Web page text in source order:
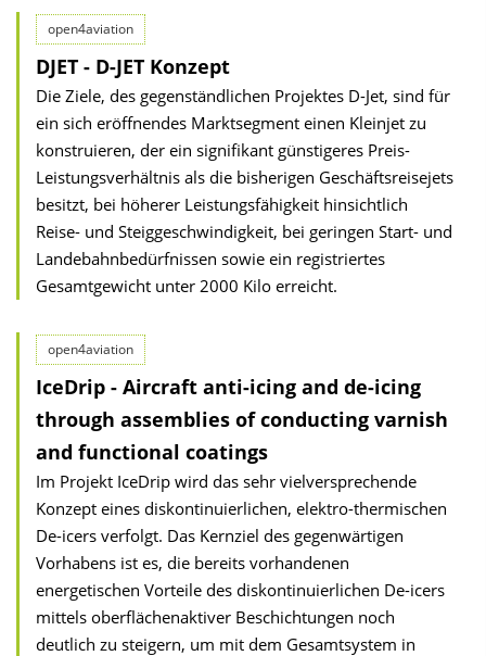
open4aviation
DJET - D-JET Konzept
Die Ziele, des gegenständlichen Projektes D-Jet, sind für
ein sich eröffnendes Marktsegment einen Kleinjet zu
konstruieren, der ein signifikant günstigeres Preis-
Leistungsverhältnis als die bisherigen Geschäftsreisejets
besitzt, bei höherer Leistungsfähigkeit hinsichtlich
Reise- und Steiggeschwindigkeit, bei geringen Start- und
Landebahnbedürfnissen sowie ein registriertes
Gesamtgewicht unter 2000 Kilo erreicht.
open4aviation
IceDrip - Aircraft anti-icing and de-icing
through assemblies of conducting varnish
and functional coatings
Im Projekt IceDrip wird das sehr vielversprechende
Konzept eines diskontinuierlichen, elektro-thermischen
De-icers verfolgt. Das Kernziel des gegenwärtigen
Vorhabens ist es, die bereits vorhandenen
energetischen Vorteile des diskontinuierlichen De-icers
mittels oberflächenaktiver Beschichtungen noch
deutlich zu steigern, um mit dem Gesamtsystem in